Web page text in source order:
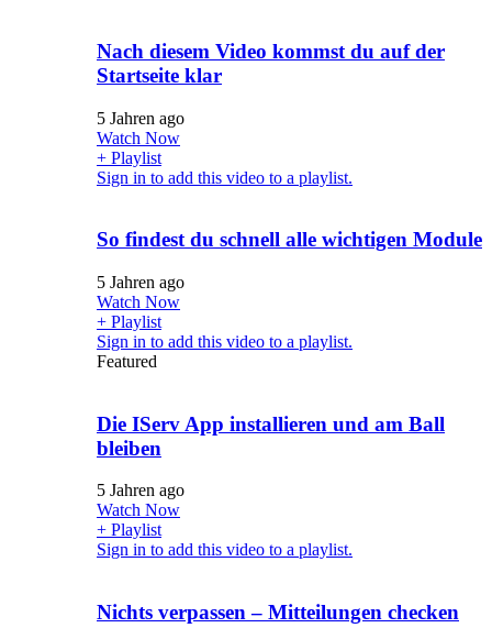
Nach diesem Video kommst du auf der
Startseite klar
5 Jahren ago
Watch Now
+ Playlist
Sign in to add this video to a playlist.
So findest du schnell alle wichtigen Module
5 Jahren ago
Watch Now
+ Playlist
Sign in to add this video to a playlist.
Featured
Die IServ App installieren und am Ball
bleiben
5 Jahren ago
Watch Now
+ Playlist
Sign in to add this video to a playlist.
Nichts verpassen – Mitteilungen checken